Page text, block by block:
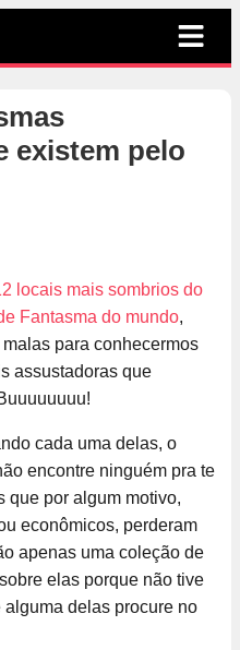
existem pelo
locais mais sombrios do
Fantasma do mundo,
para conhecermos
assustadoras que
cada uma delas, o
encontre ninguém pra te
que por algum motivo,
econômicos, perderam
apenas uma coleção de
elas porque não tive
delas procure no